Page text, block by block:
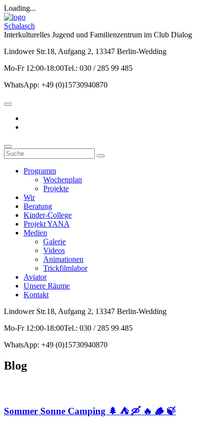
Loading...
Schalasch
Interkulturelles Jugend und Familienzentrum im Club Dialog
Lindower Str.18, Aufgang 2, 13347 Berlin-Wedding
Mo-Fr 12:00-18:00Tel.: 030 / 285 99 485
WhatsApp: +49 (0)15730940870
Programm
Wochenplan
Projekte
Wir
Beratung
Kinder-College
Projekt YANA
Medien
Galerie
Videos
Animationen
Trickfilmlabor
Aviator
Unsere Räume
Kontakt
Lindower Str.18, Aufgang 2, 13347 Berlin-Wedding
Mo-Fr 12:00-18:00Tel.: 030 / 285 99 485
WhatsApp: +49 (0)15730940870
Blog
Sommer Sonne Camping 🌲 ⛺ 🛶 🔥 🪵 🍃